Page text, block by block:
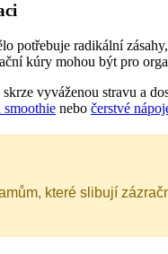
potřebuje radikální
kúry mohou být pro
vyváženou stravu a
smoothie nebo čerstvé
které slibují